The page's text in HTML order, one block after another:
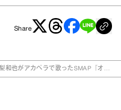
Share
和也がアカペラで歌ったSMAP『オレ